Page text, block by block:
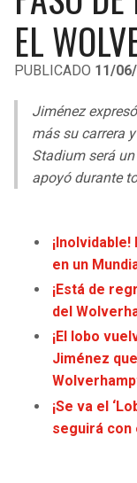
LIGA DE EXPANSIÓN
LEAGUES CUP
UEFA EUROPA LEAGUE
UEFA CONFERENCE
COPA LIBERTADORES
COPA
OTRAS LIGAS
RAIDERS
RAVENS
BENGALS
TEXANS
COLTS
JAGUARS
CAVALIERS
PACERS
BUCKS
HEAT
MAGIC
WIZARDS
EL
PUBLICADO 11/
Jiménez
más su carrera
Stadium será
apoyó durante
en un
¡Está de
del
¡El lobo
Jiménez
¡Se va el
seguirá con